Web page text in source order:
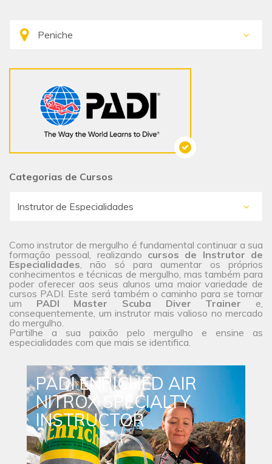
Categorias de Cursos
Como instrutor de mergulho é fundamental continuar a sua
formação pessoal, realizando cursos de Instrutor de
Especialidades, não só para aumentar os próprios
conhecimentos e técnicas de mergulho, mas também para
poder oferecer aos seus alunos uma maior variedade de
cursos PADI. Este será também o caminho para se tornar
um PADI Master Scuba Diver Trainer e,
consequentemente, um instrutor mais valioso no mercado
do mergulho.
Partilhe a sua paixão pelo mergulho e ensine as
especialidades com que mais se identifica.
PADI ENRICHED AIR
NITROX SPECIALTY
INSTRUCTOR